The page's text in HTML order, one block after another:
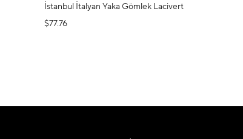
İstanbul İtalyan Yaka Gömlek Lacivert
$77.76